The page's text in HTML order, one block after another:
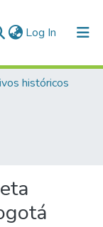
Log In (current)
históricos